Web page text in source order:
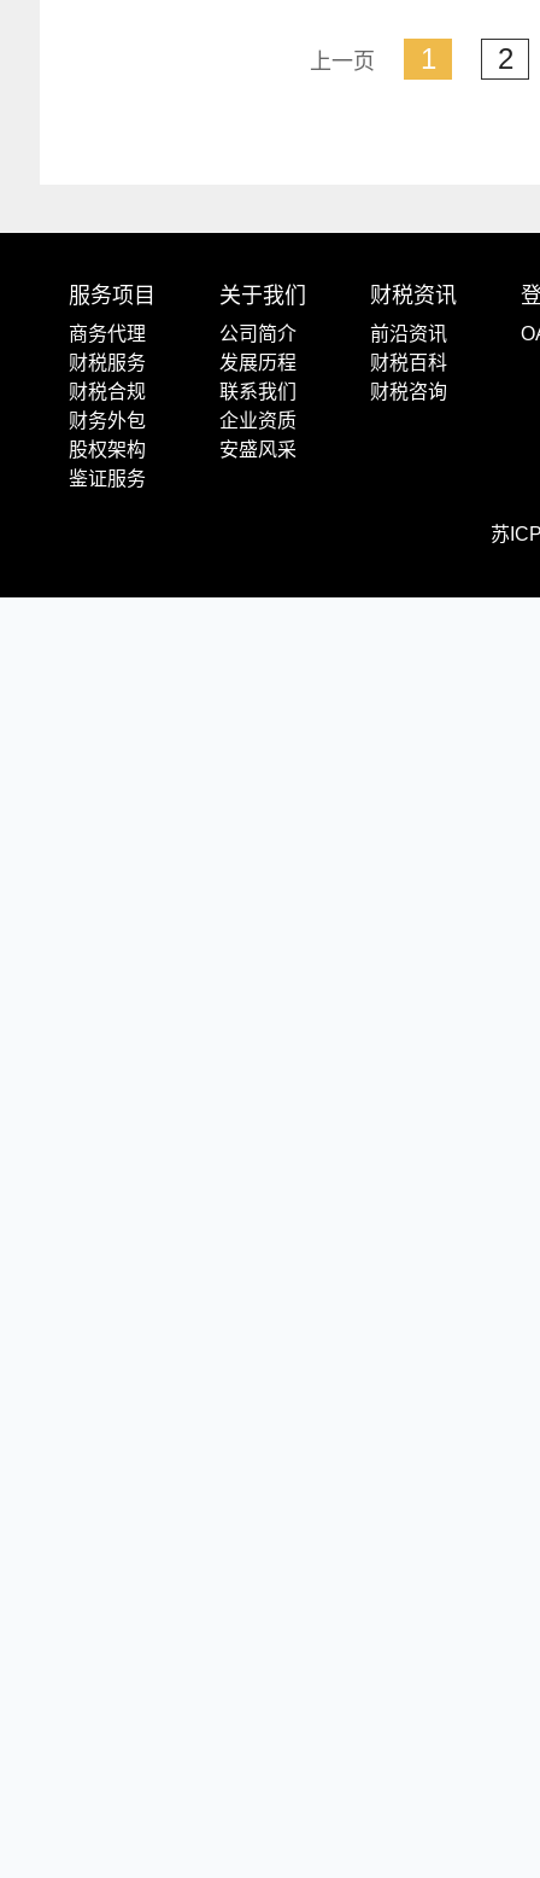
上一页 1 2
服务项目
商务代理
财税服务
财税合规
财务外包
股权架构
鉴证服务
关于我们
公司简介
发展历程
联系我们
企业资质
安盛风采
财税资讯
前沿资讯
财税百科
财税咨询
苏